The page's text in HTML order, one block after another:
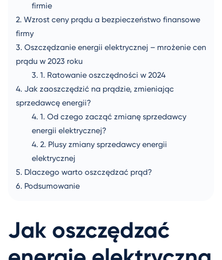
firmie
Wzrost ceny prądu a bezpieczeństwo finansowe
firmy
Oszczędzanie energii elektrycznej – mrożenie cen
prądu w 2023 roku
Ratowanie oszczędności w 2024
Jak zaoszczędzić na prądzie, zmieniając
sprzedawcę energii?
Od czego zacząć zmianę sprzedawcy
energii elektrycznej?
Plusy zmiany sprzedawcy energii
elektrycznej
Dlaczego warto oszczędzać prąd?
Podsumowanie
Jak oszczędzać